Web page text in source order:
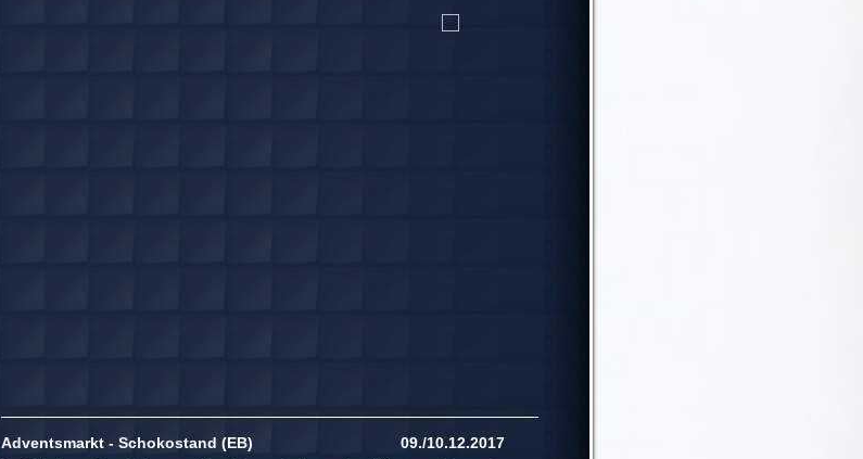
Adventsmarkt - Schokostand (EB) 09./10.12.2017